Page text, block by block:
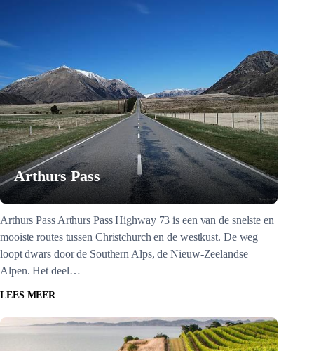
Arthurs Pass
Arthurs Pass Arthurs Pass Highway 73 is een van de snelste en
mooiste routes tussen Christchurch en de westkust. De weg
loopt dwars door de Southern Alps, de Nieuw-Zeelandse
Alpen. Het deel…
LEES MEER